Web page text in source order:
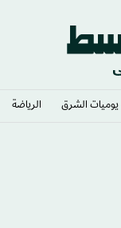
يوميات الشرق​ الرياضة